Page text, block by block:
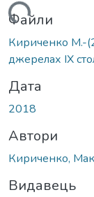
Файли
Кириченко М.-
джерелах IX
Дата
2018
Автори
Кириченко,
Видавець